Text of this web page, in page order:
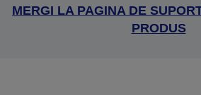
MERGI LA PAGINA DE
PRODUS